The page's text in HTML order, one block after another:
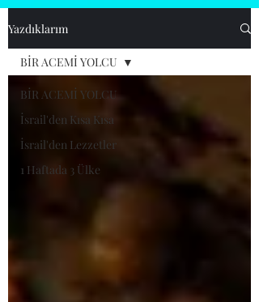
Yazdıklarım
BİR ACEMİ YOLCU
İsrail'den Kısa Kısa
İsrail'den Lezzetler
1 Haftada 3 Ülke
BİR ACEMİ YOLCU